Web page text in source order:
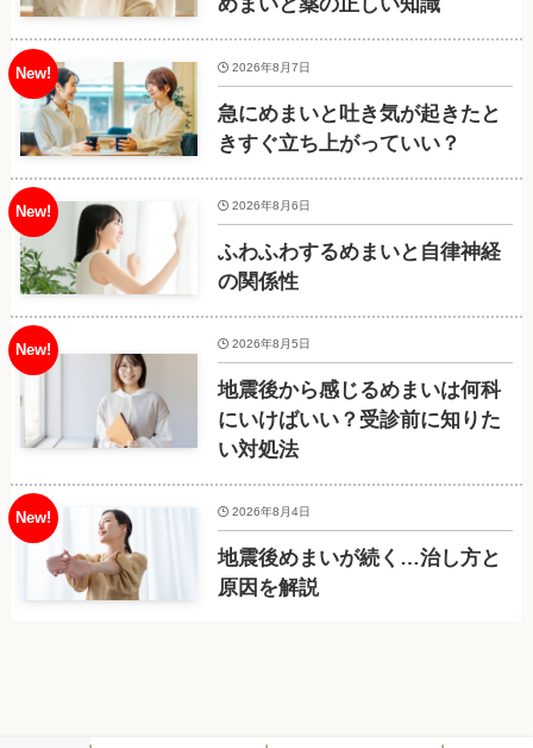
めまいと薬の正しい知識
急にめまいと吐き気が起きたと
きすぐ立ち上がっていい？
2026年8月7日
ふわふわするめまいと自律神経
の関係性
2026年8月6日
地震後から感じるめまいは何科
にいけばいい？受診前に知りた
い対処法
2026年8月5日
地震後めまいが続く…治し方と
原因を解説
2026年8月4日